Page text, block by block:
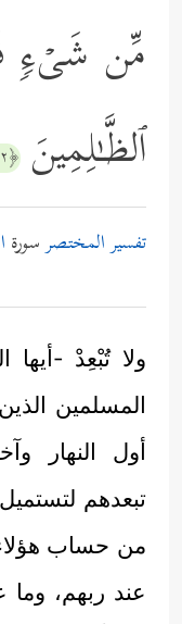
مِّن شَیۡءࣲ
ٱلظَّـٰلِمِینَ ﴿٥٢﴾
تفسير المختصرسورة
ولا تُبْعِدْ -
المسلمين
أول النهار
تبعدهم
من حساب
عند ربهم،